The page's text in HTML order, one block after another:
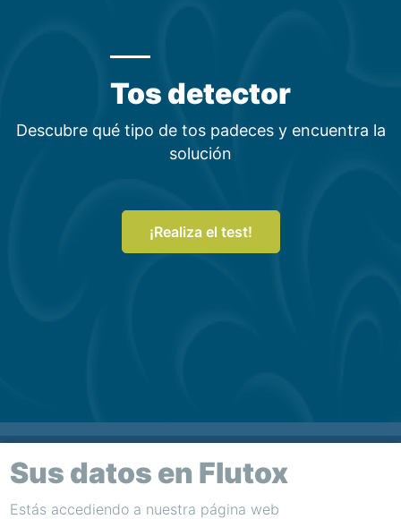
Tos detector
Descubre qué tipo de tos padeces y encuentra la
solución
¡Realiza el test!
Condiciones de uso
Política de Cookies
Sus datos en Flutox
Estás accediendo a nuestra página web